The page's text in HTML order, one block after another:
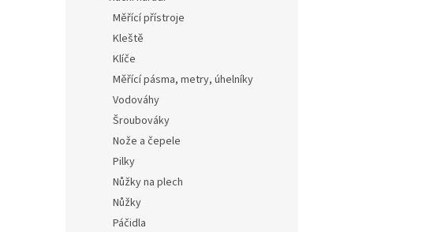
Měřící přístroje
Kleště
Klíče
Měřící pásma, metry, úhelníky
Vodováhy
Šroubováky
Nože a čepele
Pilky
Nůžky na plech
Nůžky
Páčidla